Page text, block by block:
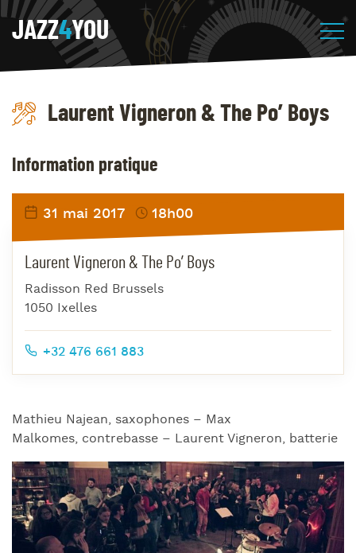
JAZZ4YOU
Laurent Vigneron & The Po’ Boys
Mathieu Najean, saxophones – Max
Malkomes, contrebasse – Laurent Vigneron, batterie
Information pratique
31 mai 2017 18h00
Laurent Vigneron & The Po’ Boys
Radisson Red Brussels
1050 Ixelles
+32 476 661 883